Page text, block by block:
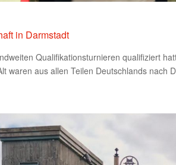
in Darmstadt
Qualifikationsturnieren qualifiziert
waren aus allen Teilen Deutschlands nach